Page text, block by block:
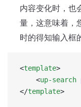
内容变化时，也
量，这意味着，
时的得知输入框
<template>
	<
up-search
</template>